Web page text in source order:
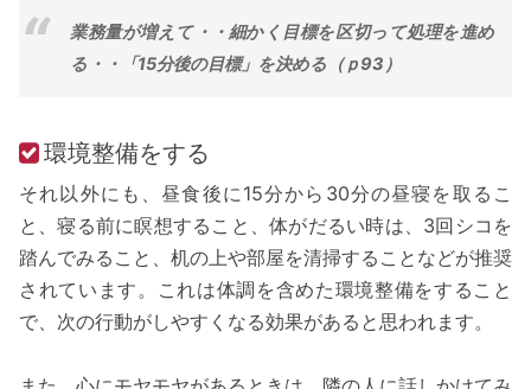
業務量が増えて・・細かく目標を区切って処理を進め
る・・「15分後の目標」を決める（ｐ93）
環境整備をする
それ以外にも、昼食後に15分から30分の昼寝を取るこ
と、寝る前に瞑想すること、体がだるい時は、3回シコを
踏んでみること、机の上や部屋を清掃することなどが推奨
されています。これは体調を含めた環境整備をすること
で、次の行動がしやすくなる効果があると思われます。